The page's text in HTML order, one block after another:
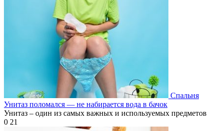
Спальня
Унитаз поломался — не набирается вода в бачок
Унитаз – один из самых важных и используемых предметов
0 21